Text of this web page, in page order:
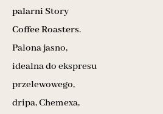
palarni Story
Coffee Roasters.
Palona jasno,
idealna do ekspresu
przelewowego,
dripa, Chemexa,